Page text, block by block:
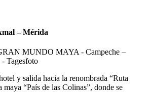
– Mérida
y salida hacia la renombrada “Ruta
maya “País de las Colinas”, donde se